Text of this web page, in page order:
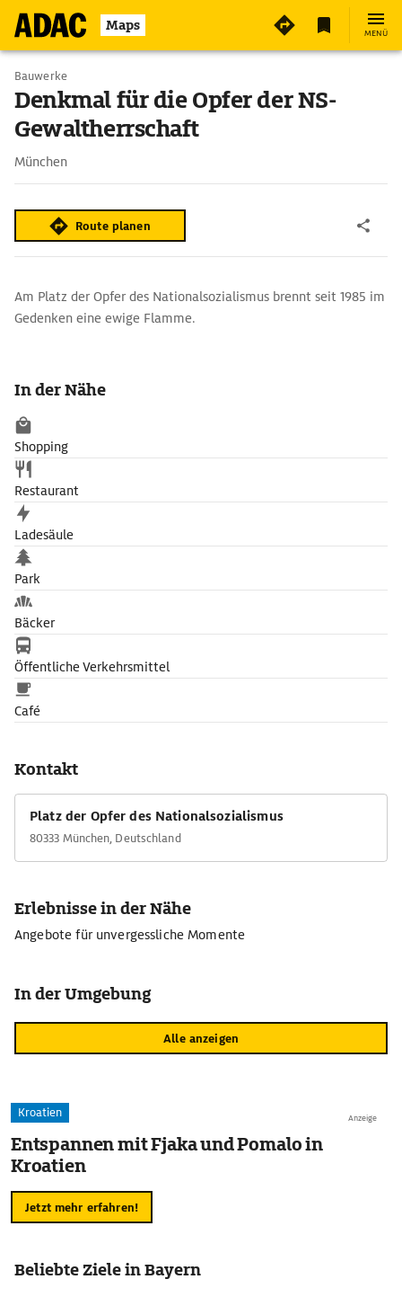
Maps MENÜ
Bauwerke
Denkmal für die Opfer der NS-
Gewaltherrschaft
München
Route planen
Am Platz der Opfer des Nationalsozialismus brennt seit 1985 im
Gedenken eine ewige Flamme.
In der Nähe
Shopping
Restaurant
Ladesäule
Park
Bäcker
Öffentliche Verkehrsmittel
Café
Kontakt
Platz der Opfer des Nationalsozialismus
80333 München, Deutschland
Erlebnisse in der Nähe
Angebote für unvergessliche Momente
In der Umgebung
Alle anzeigen
Anzeige
Kroatien
Entspannen mit Fjaka und Pomalo in
Kroatien
Jetzt mehr erfahren!
Beliebte Ziele in Bayern